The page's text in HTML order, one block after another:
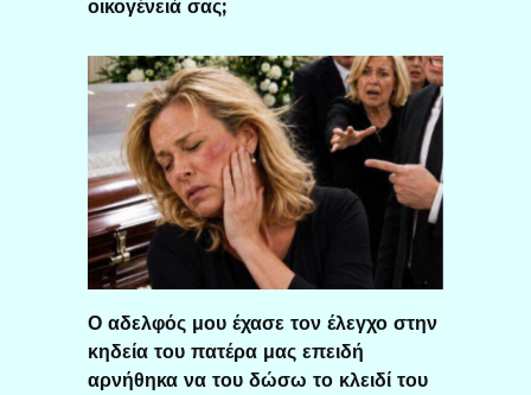
οικογένειά σας;
Ο αδελφός μου έχασε τον έλεγχο στην
κηδεία του πατέρα μας επειδή
αρνήθηκα να του δώσω το κλειδί του